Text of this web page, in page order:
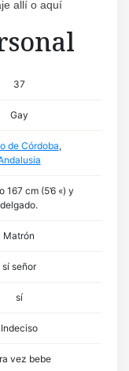
allí o aquí
37
Gay
de Córdoba,
167 cm (5’6 «) y
delgado.
Matrón
sí señor
sí
Indeciso
vez bebe